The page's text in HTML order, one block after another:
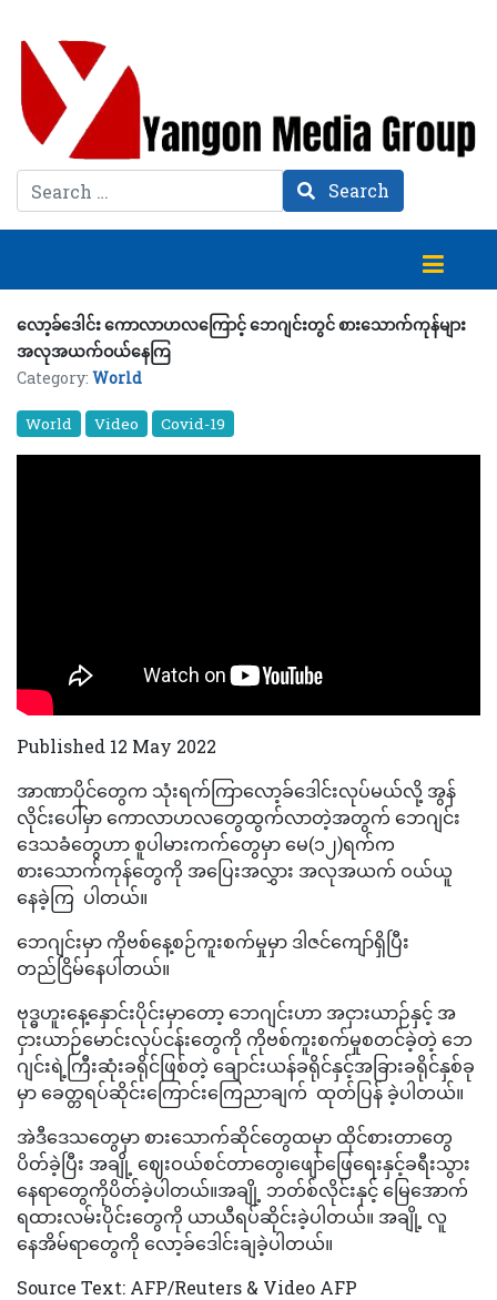
Search Search
လော့ခ်ဒေါင်း ကောလာဟလကြောင့် ဘေဂျင်းတွင် စားသောက်ကုန်များ
အလုအယက်ဝယ်နေကြ
Category: World
World Video Covid-19
Published 12 May 2022
အာဏာပိုင်တွေက သုံးရက်ကြာလော့ခ်ဒေါင်းလုပ်မယ်လို့ အွန်
လိုင်းပေါ်မှာ ကောလာဟလတွေထွက်လာတဲ့အတွက် ဘေဂျင်း
ဒေသခံတွေဟာ စူပါမားကက်တွေမှာ မေ(၁၂)ရက်က
စားသောက်ကုန်တွေကို အပြေးအလွှား အလုအယက် ဝယ်ယူ
နေခဲ့ကြ ပါတယ်။
ဘေဂျင်းမှာ ကိုဗစ်နေ့စဉ်ကူးစက်မှုမှာ ဒါဇင်ကျော်ရှိပြီး
တည်ငြိမ်နေပါတယ်။
ဗုဒ္ဓဟူးနေ့နှောင်းပိုင်းမှာတော့ ဘေဂျင်းဟာ အငှားယာဉ်နှင့် အ
ငှားယာဉ်မောင်းလုပ်ငန်းတွေကို ကိုဗစ်ကူးစက်မှုစတင်ခဲ့တဲ့ ဘေ
ဂျင်းရဲ့ကြီးဆုံးခရိုင်ဖြစ်တဲ့ ချောင်းယန်ခရိုင်နှင့်အခြားခရိုင်နှစ်ခု
မှာ ခေတ္တရပ်ဆိုင်းကြောင်းကြေညာချက် ထုတ်ပြန် ခဲ့ပါတယ်။
အဲဒီဒေသတွေမှာ စားသောက်ဆိုင်တွေထမှာ ထိုင်စားတာတွေ
ပိတ်ခဲ့ပြီး အချို့ ဈေးဝယ်စင်တာတွေ၊ဖျော်ဖြေရေးနှင့်ခရီးသွား
နေရာတွေကိုပိတ်ခဲ့ပါတယ်။အချို့ ဘတ်စ်လိုင်းနှင့် မြေအောက်
ရထားလမ်းပိုင်းတွေကို ယာယီရပ်ဆိုင်းခဲ့ပါတယ်။ အချို့ လူ
နေအိမ်ရာတွေကို‌ လော့ခ်ဒေါင်းချခဲ့ပါတယ်။
Source Text: AFP/Reuters & Video AFP